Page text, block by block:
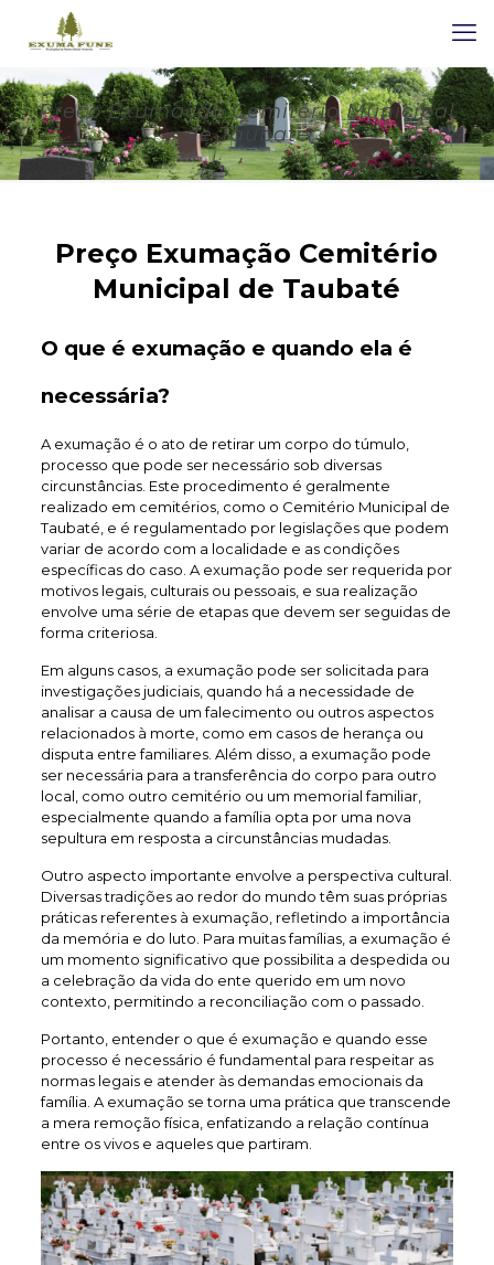
Preço Exumação Cemitério Municipal
de Taubaté
Preço Exumação Cemitério
Municipal de Taubaté
O que é exumação e quando ela é
necessária?
A exumação é o ato de retirar um corpo do túmulo,
processo que pode ser necessário sob diversas
circunstâncias. Este procedimento é geralmente
realizado em cemitérios, como o Cemitério Municipal de
Taubaté, e é regulamentado por legislações que podem
variar de acordo com a localidade e as condições
específicas do caso. A exumação pode ser requerida por
motivos legais, culturais ou pessoais, e sua realização
envolve uma série de etapas que devem ser seguidas de
forma criteriosa.
Em alguns casos, a exumação pode ser solicitada para
investigações judiciais, quando há a necessidade de
analisar a causa de um falecimento ou outros aspectos
relacionados à morte, como em casos de herança ou
disputa entre familiares. Além disso, a exumação pode
ser necessária para a transferência do corpo para outro
local, como outro cemitério ou um memorial familiar,
especialmente quando a família opta por uma nova
sepultura em resposta a circunstâncias mudadas.
Outro aspecto importante envolve a perspectiva cultural.
Diversas tradições ao redor do mundo têm suas próprias
práticas referentes à exumação, refletindo a importância
da memória e do luto. Para muitas famílias, a exumação é
um momento significativo que possibilita a despedida ou
a celebração da vida do ente querido em um novo
contexto, permitindo a reconciliação com o passado.
Portanto, entender o que é exumação e quando esse
processo é necessário é fundamental para respeitar as
normas legais e atender às demandas emocionais da
família. A exumação se torna uma prática que transcende
a mera remoção física, enfatizando a relação contínua
entre os vivos e aqueles que partiram.